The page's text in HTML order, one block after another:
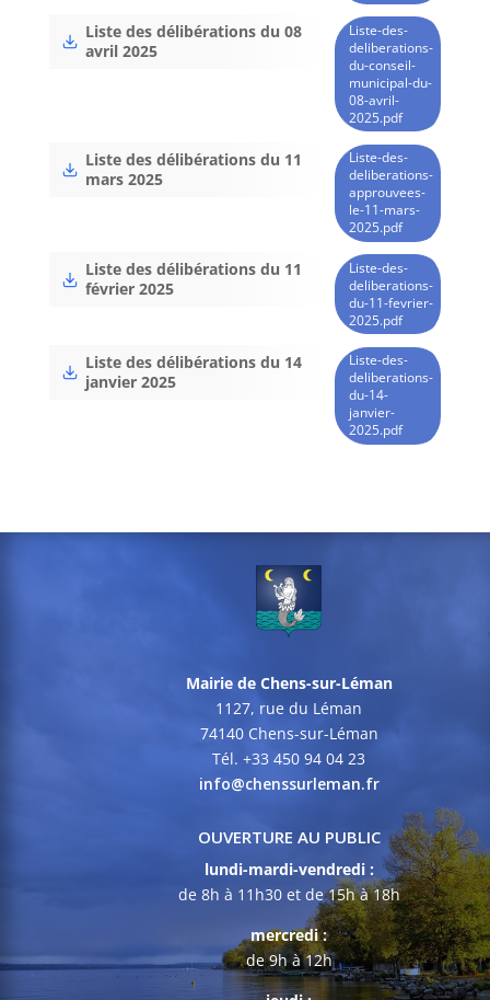
Liste des délibérations du 08
avril 2025
Liste-des-
deliberations-
du-conseil-
municipal-du-
08-avril-
2025.pdf
Liste des délibérations du 11
mars 2025
Liste-des-
deliberations-
approuvees-
le-11-mars-
2025.pdf
Liste des délibérations du 11
février 2025
Liste-des-
deliberations-
du-11-fevrier-
2025.pdf
Liste des délibérations du 14
janvier 2025
Liste-des-
deliberations-
du-14-
janvier-
2025.pdf
Mairie de Chens-sur-Léman
1127, rue du Léman
74140 Chens-sur-Léman
Tél. +33 450 94 04 23
info@chenssurleman.fr
OUVERTURE AU PUBLIC
lundi-mardi-vendredi :
de 8h à 11h30 et de 15h à 18h
mercredi :
de 9h à 12h